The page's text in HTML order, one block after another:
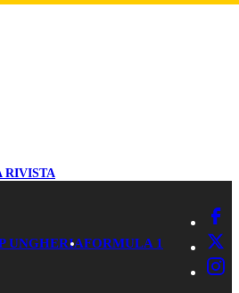
RIVISTA
UNGHERIAFORMULA 1